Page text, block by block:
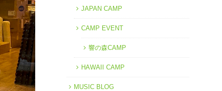
JAPAN CAMP
CAMP EVENT
響の森CAMP
HAWAII CAMP
MUSIC BLOG